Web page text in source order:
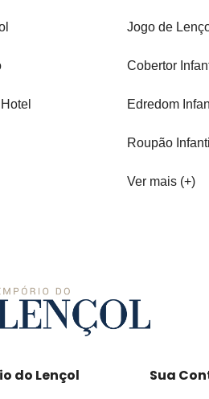
Jogo de
Cobertor
Edredom
Roupão Infantil
Ver mais (+)
do Lençol
Sua